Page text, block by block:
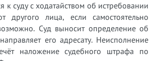
к суду с ходатайством об истребовании
другого лица, если самостоятельно
Суд выносит определение об
его адресату. Неисполнение
наложение судебного штрафа по